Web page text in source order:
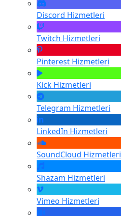
Discord Hizmetleri
Twitch Hizmetleri
Pinterest Hizmetleri
Kick Hizmetleri
Telegram Hizmetleri
LinkedIn Hizmetleri
SoundCloud Hizmetleri
Shazam Hizmetleri
Vimeo Hizmetleri